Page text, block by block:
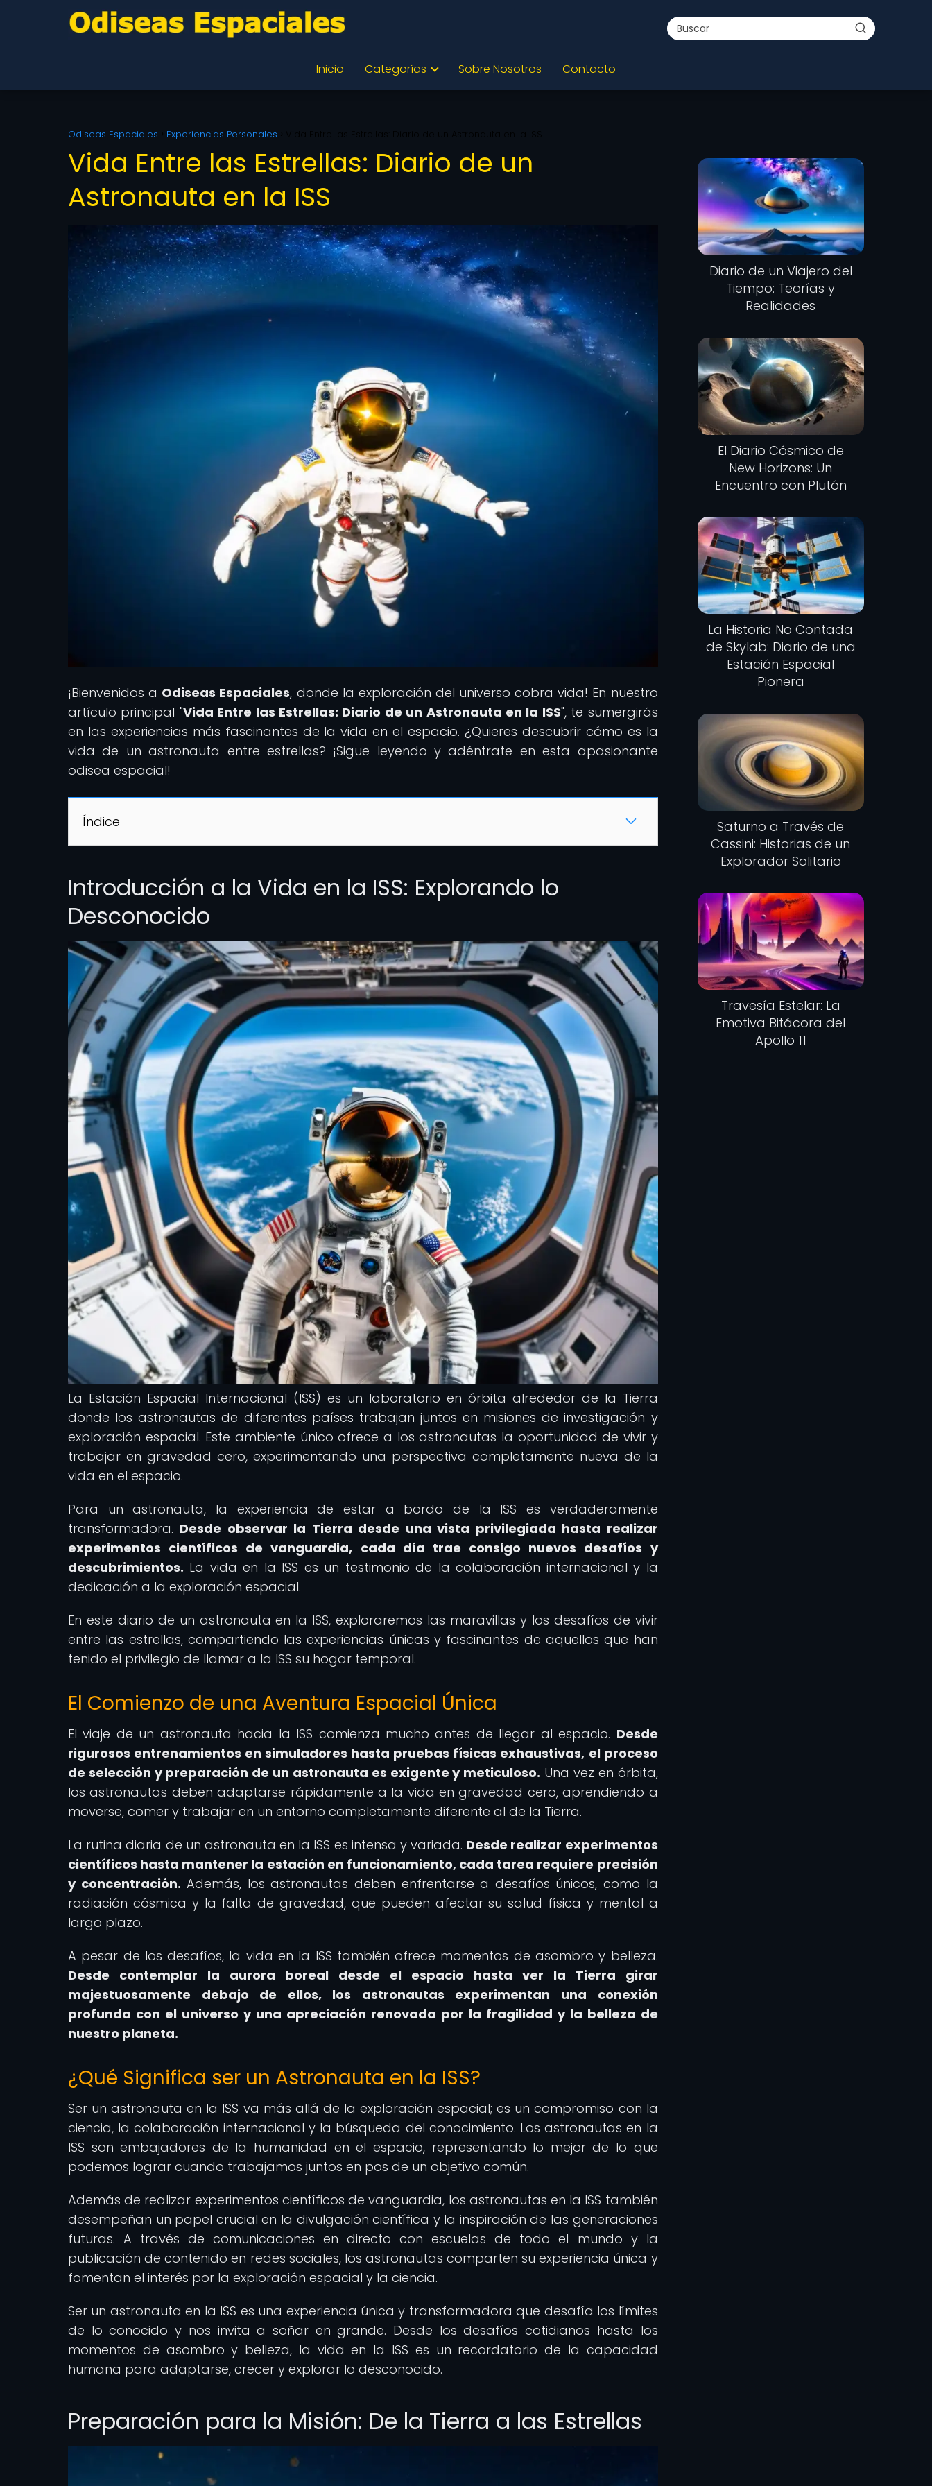
Inicio Categorías Sobre Nosotros Contacto
Odiseas Espaciales Experiencias Personales
Vida Entre las Estrellas: Diario de un
Astronauta en la ISS
¡Bienvenidos a Odiseas Espaciales, donde la exploración del universo cobra vida! En nuestro
artículo principal "Vida Entre las Estrellas: Diario de un Astronauta en la ISS", te sumergirás
en las experiencias más fascinantes de la vida en el espacio. ¿Quieres descubrir cómo es la
vida de un astronauta entre estrellas? ¡Sigue leyendo y adéntrate en esta apasionante
odisea espacial!
Índice
Introducción a la Vida en la ISS: Explorando lo
Desconocido
La Estación Espacial Internacional (ISS) es un laboratorio en órbita alrededor de la Tierra
donde los astronautas de diferentes países trabajan juntos en misiones de investigación y
exploración espacial. Este ambiente único ofrece a los astronautas la oportunidad de vivir y
trabajar en gravedad cero, experimentando una perspectiva completamente nueva de la
vida en el espacio.
Para un astronauta, la experiencia de estar a bordo de la ISS es verdaderamente
transformadora. Desde observar la Tierra desde una vista privilegiada hasta realizar
experimentos científicos de vanguardia, cada día trae consigo nuevos desafíos y
descubrimientos. La vida en la ISS es un testimonio de la colaboración internacional y la
dedicación a la exploración espacial.
En este diario de un astronauta en la ISS, exploraremos las maravillas y los desafíos de vivir
entre las estrellas, compartiendo las experiencias únicas y fascinantes de aquellos que han
tenido el privilegio de llamar a la ISS su hogar temporal.
El Comienzo de una Aventura Espacial Única
El viaje de un astronauta hacia la ISS comienza mucho antes de llegar al espacio. Desde
rigurosos entrenamientos en simuladores hasta pruebas físicas exhaustivas, el proceso
de selección y preparación de un astronauta es exigente y meticuloso. Una vez en órbita,
los astronautas deben adaptarse rápidamente a la vida en gravedad cero, aprendiendo a
moverse, comer y trabajar en un entorno completamente diferente al de la Tierra.
La rutina diaria de un astronauta en la ISS es intensa y variada. Desde realizar experimentos
científicos hasta mantener la estación en funcionamiento, cada tarea requiere precisión
y concentración. Además, los astronautas deben enfrentarse a desafíos únicos, como la
radiación cósmica y la falta de gravedad, que pueden afectar su salud física y mental a
largo plazo.
A pesar de los desafíos, la vida en la ISS también ofrece momentos de asombro y belleza.
Desde contemplar la aurora boreal desde el espacio hasta ver la Tierra girar
majestuosamente debajo de ellos, los astronautas experimentan una conexión
profunda con el universo y una apreciación renovada por la fragilidad y la belleza de
nuestro planeta.
¿Qué Significa ser un Astronauta en la ISS?
Ser un astronauta en la ISS va más allá de la exploración espacial; es un compromiso con la
ciencia, la colaboración internacional y la búsqueda del conocimiento. Los astronautas en la
ISS son embajadores de la humanidad en el espacio, representando lo mejor de lo que
podemos lograr cuando trabajamos juntos en pos de un objetivo común.
Además de realizar experimentos científicos de vanguardia, los astronautas en la ISS también
desempeñan un papel crucial en la divulgación científica y la inspiración de las generaciones
futuras. A través de comunicaciones en directo con escuelas de todo el mundo y la
publicación de contenido en redes sociales, los astronautas comparten su experiencia única y
fomentan el interés por la exploración espacial y la ciencia.
Ser un astronauta en la ISS es una experiencia única y transformadora que desafía los límites
de lo conocido y nos invita a soñar en grande. Desde los desafíos cotidianos hasta los
momentos de asombro y belleza, la vida en la ISS es un recordatorio de la capacidad
humana para adaptarse, crecer y explorar lo desconocido.
Preparación para la Misión: De la Tierra a las Estrellas
Diario de un Viajero del
Tiempo: Teorías y
Realidades
El Diario Cósmico de
New Horizons: Un
Encuentro con Plutón
La Historia No Contada
de Skylab: Diario de una
Estación Espacial
Pionera
Saturno a Través de
Cassini: Historias de un
Explorador Solitario
Travesía Estelar: La
Emotiva Bitácora del
Apollo 11